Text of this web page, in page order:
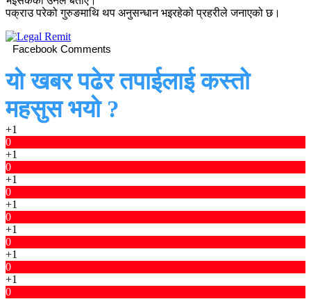
पक्राउ परेको गुरुङमाथि थप अनुसन्धान भइरहेको प्रहरीले जनाएको छ।
Facebook Comments
यो खबर पढेर तपाईलाई कस्तो
महसुस भयो ?
+1
0
+1
0
+1
0
+1
0
+1
0
+1
0
+1
0